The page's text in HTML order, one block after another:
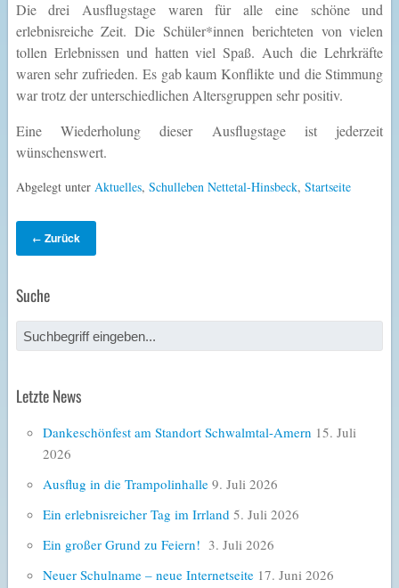
Die drei Ausflugstage waren für alle eine schöne und
erlebnisreiche Zeit. Die Schüler*innen berichteten von vielen
tollen Erlebnissen und hatten viel Spaß. Auch die Lehrkräfte
waren sehr zufrieden. Es gab kaum Konflikte und die Stimmung
war trotz der unterschiedlichen Altersgruppen sehr positiv.
Eine Wiederholung dieser Ausflugstage ist jederzeit
wünschenswert.
Abgelegt unter Aktuelles, Schulleben Nettetal-Hinsbeck, Startseite
← Zurück
Suche
Letzte News
Dankeschönfest am Standort Schwalmtal-Amern 15. Juli
2026
Ausflug in die Trampolinhalle 9. Juli 2026
Ein erlebnisreicher Tag im Irrland 5. Juli 2026
Ein großer Grund zu Feiern! 3. Juli 2026
Neuer Schulname – neue Internetseite 17. Juni 2026